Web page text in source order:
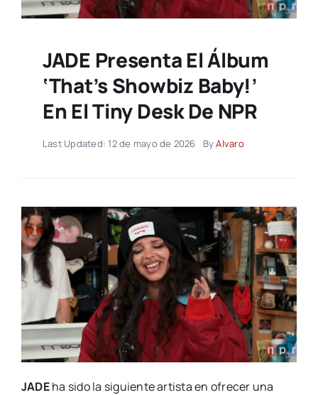
JADE Presenta El Álbum
‘That’s Showbiz Baby!’
En El Tiny Desk De NPR
Last Updated: 12 de mayo de 2026 ByAlvaro
JADEha sido la siguiente artista en ofrecer una